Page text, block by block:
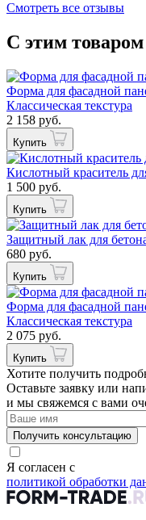
Смотреть все отзывы
С этим
Форма для фасадной
Классическая текстура
2 158 руб.
Купить
Кислотный краситель
1 500 руб.
Купить
Защитный лак для
680 руб.
Купить
Форма для фасадной
Классическая текстура
2 075 руб.
Купить
Хотите получить
Оставьте заявку или
и мы свяжемся с вами
Получить консультацию
Я согласен с
политикой обработки